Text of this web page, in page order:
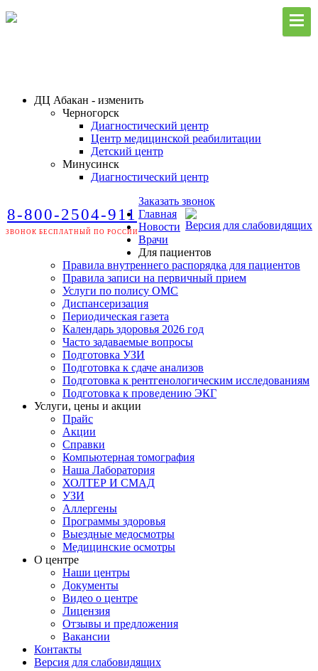
ДЦ Абакан - изменить
Черногорск
Диагностический центр
Центр медицинской реабилитации
Детский центр
Минусинск
Диагностический центр
8-800-2504-911
ЗВОНОК БЕСПЛАТНЫЙ ПО РОССИИ
Заказать звонок
Версия для слабовидящих
Главная
Новости
Врачи
Для пациентов
Правила внутреннего распорядка для пациентов
Правила записи на первичный прием
Услуги по полису ОМС
Диспансеризация
Периодическая газета
Календарь здоровья 2026 год
Часто задаваемые вопросы
Подготовка УЗИ
Подготовка к сдаче анализов
Подготовка к рентгенологическим исследованиям
Подготовка к проведению ЭКГ
Услуги, цены и акции
Прайс
Акции
Справки
Компьютерная томография
Наша Лаборатория
ХОЛТЕР И СМАД
УЗИ
Аллергены
Программы здоровья
Выездные медосмотры
Медицинские осмотры
О центре
Наши центры
Документы
Видео о центре
Лицензия
Отзывы и предложения
Вакансии
Контакты
Версия для слабовидящих